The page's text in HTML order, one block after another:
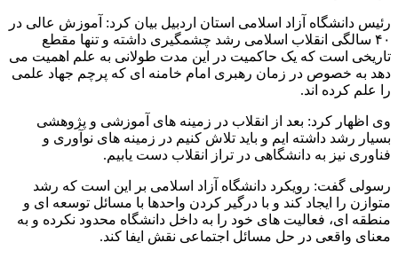
رئیس دانشگاه آزاد اسلامی استان اردبیل بیان کرد: آموزش عالی در
۴۰ سالگی انقلاب اسلامی رشد چشمگیری داشته و تنها مقطع
تاریخی است که یک حاکمیت در این مدت طولانی به علم اهمیت می
دهد به خصوص در زمان رهبری امام خامنه ای که پرچم جهاد علمی
را علم کرده اند.
وی اظهار کرد: بعد از انقلاب در زمینه های آموزشی و پژوهشی
بسیار رشد داشته ایم و باید تلاش کنیم در زمینه های نوآوری و
فناوری نیز به دانشگاهی در تراز انقلاب دست یابیم.
رسولی گفت: رویکرد دانشگاه آزاد اسلامی بر این است که رشد
متوازن را ایجاد کند و با درگیر کردن واحدها با مسائل توسعه ای و
منطقه ای، فعالیت های خود را به داخل دانشگاه محدود نکرده و به
معنای واقعی در حل مسائل اجتماعی نقش ایفا کند.